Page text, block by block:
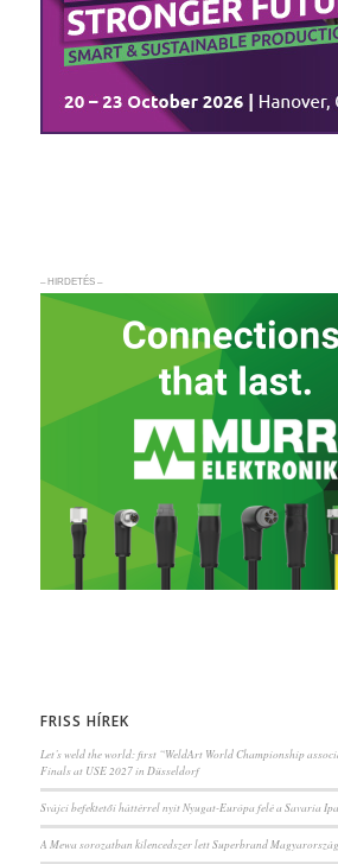
– HIRDETÉS –
FRISS HÍREK
Let’s weld the world: first “WeldArt World Championship
Finals at USE 2027 in Düsseldorf
Svájci befektetői háttérrel nyit Nyugat-Európa felé a Savaria
A Mewa sorozatban kilencedszer lett Superbrand